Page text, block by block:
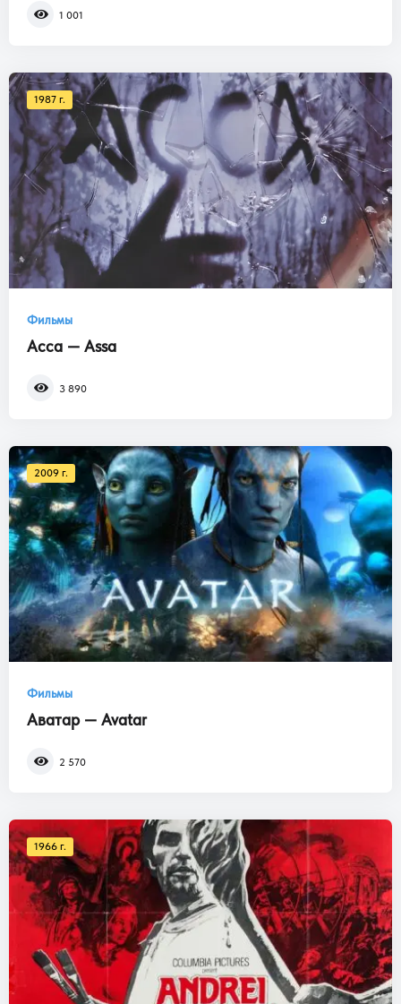
1 001
1987 г.
Фильмы
Асса — Assa
3 890
2009 г.
Фильмы
Аватар — Avatar
2 570
1966 г.